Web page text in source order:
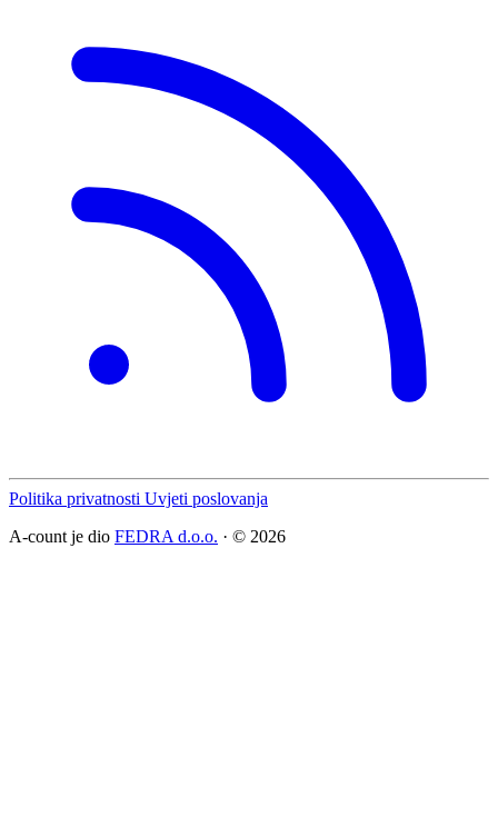
Politika privatnosti Uvjeti poslovanja
A-count je dio FEDRA d.o.o. · © 2026